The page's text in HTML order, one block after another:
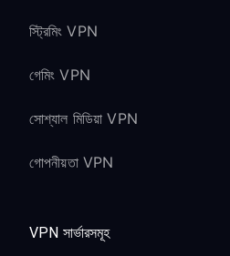
স্ট্রিমিং VPN
গেমিং VPN
সোশ্যাল মিডিয়া VPN
গোপনীয়তা VPN
VPN সার্ভারসমূহ